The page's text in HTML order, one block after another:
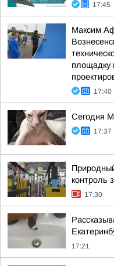
17:45
Максим
площадку
17:40
Сегодня
17:37
контроль
17:30
17:21